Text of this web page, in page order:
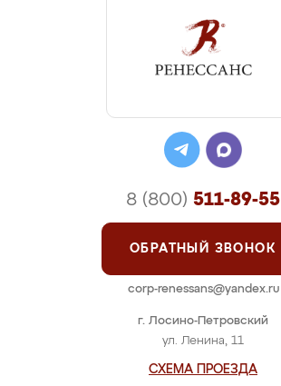
г. Лосино-Петровский
ул. Ленина, 11
СХЕМА ПРОЕЗДА
8 (800) 511-89-55
ОБРАТНЫЙ ЗВОНОК
corp-renessans@yandex.ru